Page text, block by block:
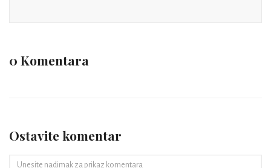
0 Komentara
Ostavite komentar